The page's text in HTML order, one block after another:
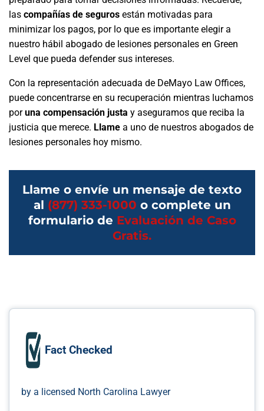
las compañías de seguros están motivadas para
minimizar los pagos, por lo que es importante elegir a
nuestro hábil abogado de lesiones personales en Green
Level que pueda defender sus intereses.
Con la representación adecuada de DeMayo Law Offices,
puede concentrarse en su recuperación mientras luchamos
poruna compensación justa y aseguramos que reciba la
justicia que merece. Llame a uno de nuestros abogados de
lesiones personales hoy mismo.
Llame o envíe un mensaje de texto
al (877) 333-1000 o complete un
formulario de Evaluación de Caso
Gratis.
Fact Checked
by a licensed North Carolina Lawyer